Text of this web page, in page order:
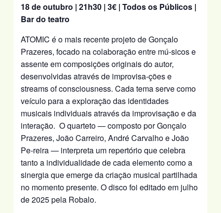
18 de outubro | 21h30 | 3€ | Todos os Públicos |
Bar do teatro
ATOMIC é o mais recente projeto de Gonçalo
Prazeres, focado na colaboração entre mú-sicos e
assente em composições originais do autor,
desenvolvidas através de improvisa-ções e
streams of consciousness. Cada tema serve como
veículo para a exploração das identidades
musicais individuais através da improvisação e da
interação. O quarteto — composto por Gonçalo
Prazeres, João Carreiro, André Carvalho e João
Pe-reira — interpreta um repertório que celebra
tanto a individualidade de cada elemento como a
sinergia que emerge da criação musical partilhada
no momento presente. O disco foi editado em julho
de 2025 pela Robalo.